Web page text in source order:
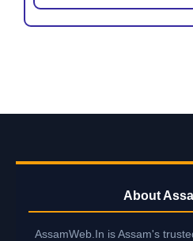
About
AssamWeb.In is Assam's